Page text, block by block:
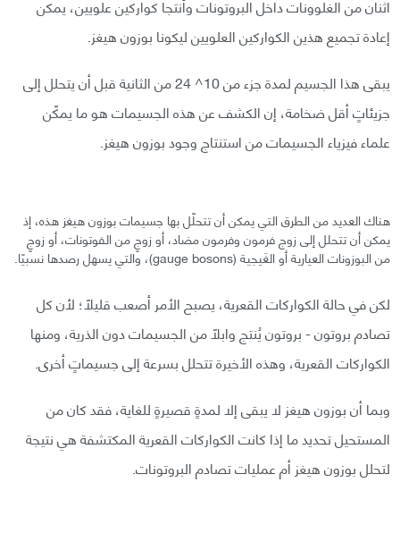
اثنان من الغلوونات داخل البروتونات وأنتجا كواركين علويين، يمكن
إعادة تجميع هذين الكواركين العلويين ليكونا بوزون هيغز.
يبقى هذا الجسيم لمدة جزء من 10^ 24 من الثانية قبل أن يتحلل إلى
جزيئاتٍ أقل ضخامة، إن الكشف عن هذه الجسيمات هو ما يمكّن
علماء فيزياء الجسيمات من استنتاج وجود بوزون هيغز.
هناك العديد من الطرق التي يمكن أن تتحلّل بها جسيمات بوزون هيغز هذه، إذ
يمكن أن تتحلل إلى زوج فرمون وفرمون مضاد، أو زوجٍ من الفوتونات، أو زوجٍ
من البوزونات العيارية أو الغَيجية (gauge bosons)، والتي يسهل رصدها نسبيًا.
لكن في حالة الكواركات القعرية، يصبح الأمر أصعب قليلًا؛ لأن كل
تصادم بروتون - بروتون يُنتج وابلًا من الجسيمات دون الذرية، ومنها
الكواركات القعرية، وهذه الأخيرة تتحلل بسرعة إلى جسيماتٍ أخرى.
وبما أن بوزون هيغز لا يبقى إلا لمدةٍ قصيرةٍ للغاية، فقد كان من
المستحيل تحديد ما إذا كانت الكواركات القعرية المكتشفة هي نتيجة
لتحلل بوزون هيغز أم عمليات تصادم البروتونات.